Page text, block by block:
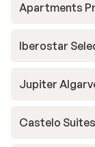
Apartments
Iberostar
Jupiter
Castelo